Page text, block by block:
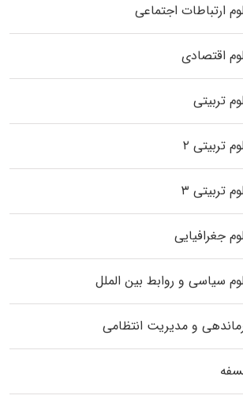
ارتباطات اجتماعی
اقتصادی
تربیتی
تربیتی ۲
تربیتی ۳
جغرافیایی
سیاسی و روابط بین الملل
و مدیریت انتظامی